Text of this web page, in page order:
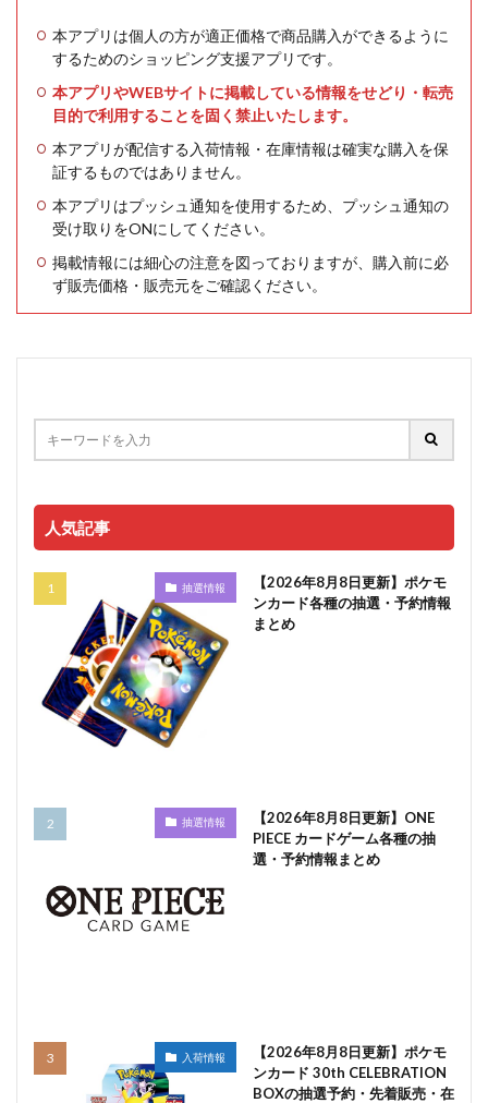
本アプリは個人の方が適正価格で商品購入ができるように
するためのショッピング支援アプリです。
本アプリやWEBサイトに掲載している情報をせどり・転売
目的で利用することを固く禁止いたします。
本アプリが配信する入荷情報・在庫情報は確実な購入を保
証するものではありません。
本アプリはプッシュ通知を使用するため、プッシュ通知の
受け取りをONにしてください。
掲載情報には細心の注意を図っておりますが、購入前に必
ず販売価格・販売元をご確認ください。
人気記事
抽選情報
【2026年8月8日更新】ポケモ
ンカード各種の抽選・予約情報
まとめ
抽選情報
【2026年8月8日更新】ONE
PIECE カードゲーム各種の抽
選・予約情報まとめ
入荷情報
【2026年8月8日更新】ポケモ
ンカード 30th CELEBRATION
BOXの抽選予約・先着販売・在